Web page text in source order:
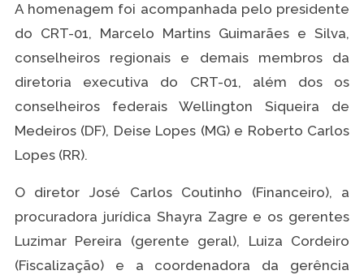
A homenagem foi acompanhada pelo presidente
do CRT-01, Marcelo Martins Guimarães e Silva,
conselheiros regionais e demais membros da
diretoria executiva do CRT-01, além dos os
conselheiros federais Wellington Siqueira de
Medeiros (DF), Deise Lopes (MG) e Roberto Carlos
Lopes (RR).
O diretor José Carlos Coutinho (Financeiro), a
procuradora jurídica Shayra Zagre e os gerentes
Luzimar Pereira (gerente geral), Luiza Cordeiro
(Fiscalização) e a coordenadora da gerência